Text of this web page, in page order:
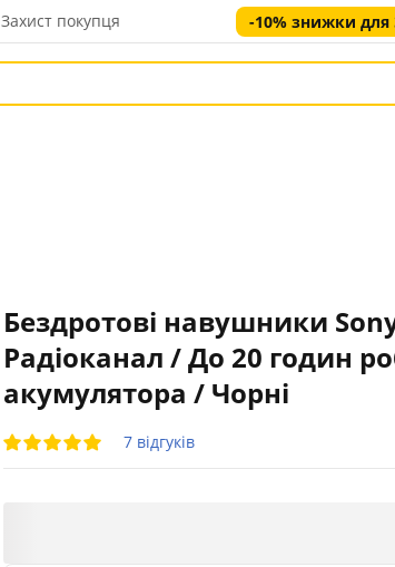
Захист покупця -10% знижки для
Бездротові навушники
Радіоканал / До 20 годин
акумулятора / Чорні
7 відгуків